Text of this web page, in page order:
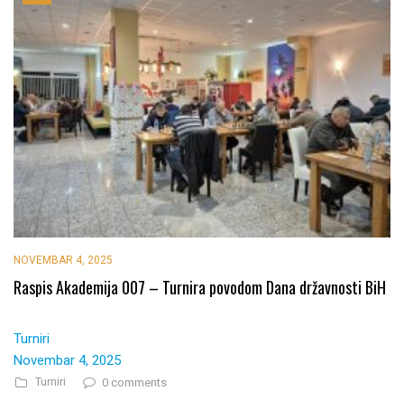
NOVEMBAR 4, 2025
Raspis Akademija 007 – Turnira povodom Dana državnosti BiH
Turniri
Novembar 4, 2025
Turniri 0 comments